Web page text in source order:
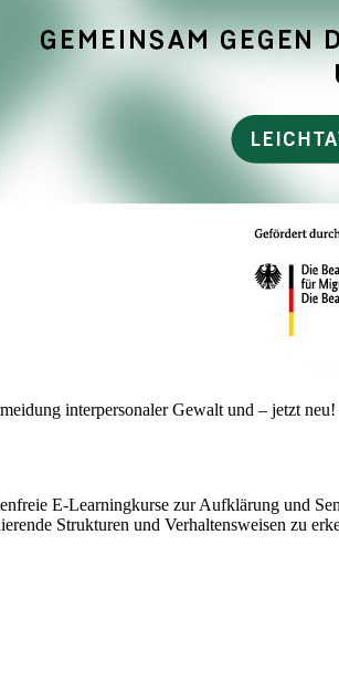
interpersonaler Gewalt und – jetzt
E-Learningkurse zur Aufklärung und
Strukturen und Verhaltensweisen zu